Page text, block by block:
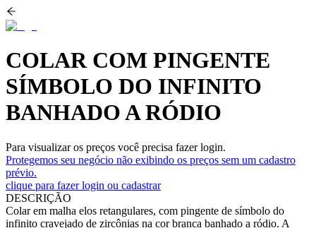
COLAR COM PINGENTE
SÍMBOLO DO INFINITO
BANHADO A RÓDIO
Para visualizar os preços você precisa fazer login.
Protegemos seu negócio não exibindo os preços sem um cadastro
prévio.
clique para fazer login ou cadastrar
DESCRIÇÃO
Colar em malha elos retangulares, com pingente de símbolo do
infinito cravejado de zircônias na cor branca banhado a ródio. A